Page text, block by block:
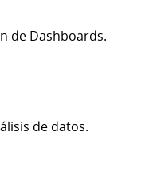
de Dashboards.
de datos.